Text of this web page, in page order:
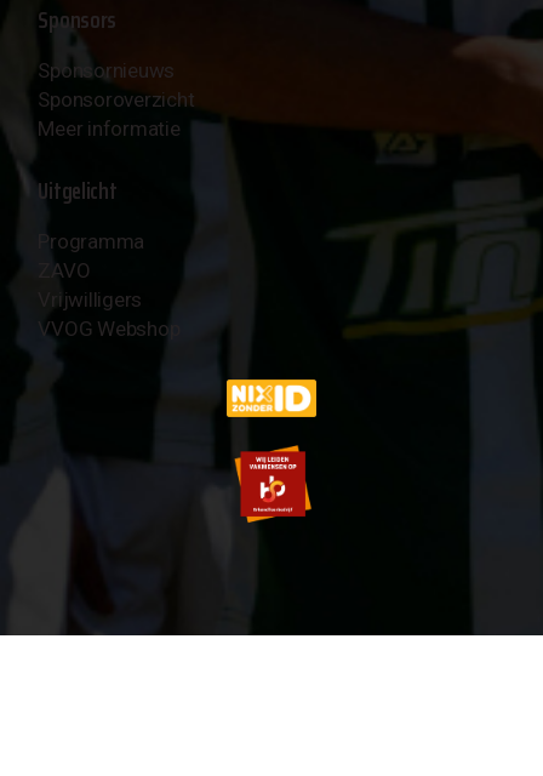
Sponsors
Sponsornieuws
Sponsoroverzicht
Meer informatie
Uitgelicht
Programma
ZAVO
Vrijwilligers
VVOG Webshop